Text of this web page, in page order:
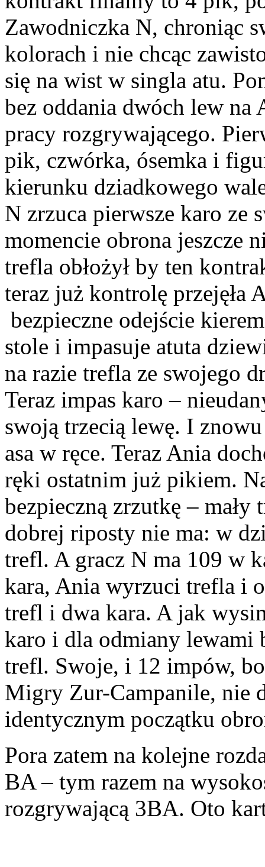
Zawodniczka N, chroniąc
kolorach i nie chcąc
się na wist w singla atu.
bez oddania dwóch lew na
pracy rozgrywającego.
pik, czwórka, ósemka i
kierunku dziadkowego
N zrzuca pierwsze karo ze
momencie obrona jeszcze
trefla obłożył by ten
teraz już kontrolę przejęła
bezpieczne odejście
stole i impasuje atuta
na razie trefla ze swojego
Teraz impas karo –
swoją trzecią lewę. I
asa w ręce. Teraz Ania
ręki ostatnim już pikiem.
bezpieczną zrzutkę –
dobrej riposty nie ma: w
trefl. A gracz N ma 109 w
kara, Ania wyrzuci trefla i
trefl i dwa kara. A jak
karo i dla odmiany lewami
trefl. Swoje, i 12 impów,
Migry Zur-Campanile, nie
identycznym początku
Pora zatem na kolejne
BA – tym razem na
rozgrywającą 3BA. Oto